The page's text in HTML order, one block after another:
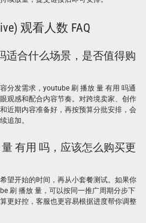
观看人数 FAQ
适合什么场景，是否值得购
分发需求，youtube 刷 播放 量 有用 吗​通
观感和配合内容节奏。对跨境卖家、创作
近期内容准备好，再按预算分批安排，会
追加。
有用 吗​，应该怎么购买更
望开始的时间，再从小套餐测试。如果你
刷 播放 量，可以按同一推广周期分步下
更好控，客服也更容易根据进度帮你调整